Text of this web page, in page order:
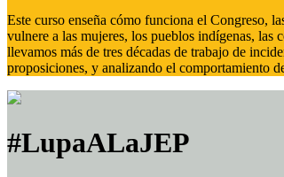
Este curso enseña cómo funciona el Congreso,
vulnere a las mujeres, los pueblos indígenas, las
llevamos más de tres décadas de trabajo de
proposiciones, y analizando el comportamiento
#LupaALaJEP